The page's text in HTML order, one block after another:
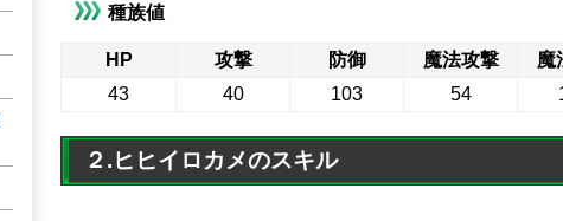
種族値
HP 攻撃 防御 魔法攻撃 魔
43
40 103 54
２.ヒヒイロカメのスキル